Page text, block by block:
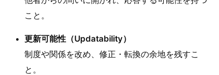
こと。
更新可能性（Updatability）
制度や関係を改め、修正・転換の余地を残すこ
と。